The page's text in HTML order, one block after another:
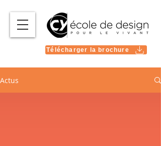
Télécharger la brochure
Actus